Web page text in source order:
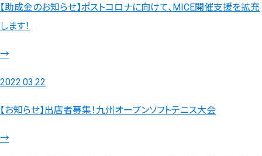
【助成金のお知らせ】ポストコロナに向けて、MICE開催支援を拡充
します！
→
2022.03.22
【お知らせ】出店者募集！九州オープンソフトテニス大会
→